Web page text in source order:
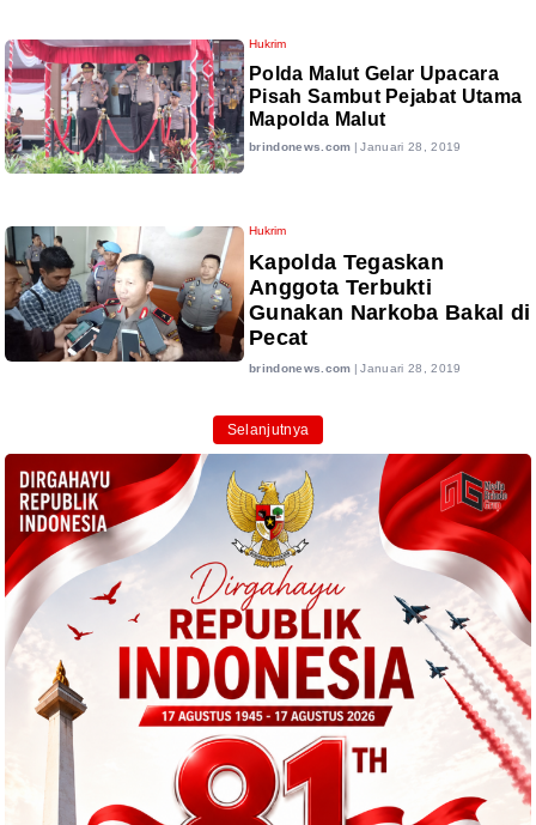
Hukrim
Polda Malut Gelar Upacara
Pisah Sambut Pejabat Utama
Mapolda Malut
brindonews.com | Januari 28, 2019
Hukrim
Kapolda Tegaskan
Anggota Terbukti
Gunakan Narkoba Bakal di
Pecat
brindonews.com | Januari 28, 2019
Selanjutnya